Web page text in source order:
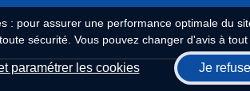
: pour assurer une performance optimale du
sécurité. Vous pouvez changer d'avis à
paramétrer les cookies Je refuse